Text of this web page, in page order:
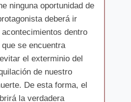
ninguna oportunidad de
deberá ir
dentro
se encuentra
el exterminio del
de nuestro
De esta forma, el
la verdadera